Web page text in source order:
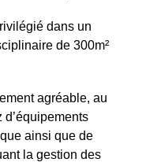
dans un
de 300m²
agréable, au
ainsi que de
la gestion des